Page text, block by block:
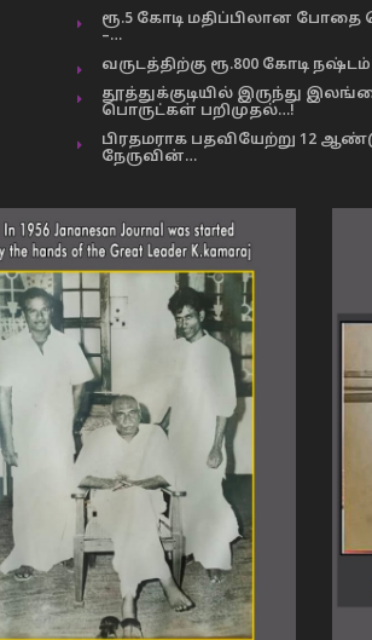
ரூ.5 கோடி மதிப்பிலான போதை
–…
வருடத்திற்கு ரூ.800 கோடி
தூத்துக்குடியில் இருந்து
பொருட்கள் பறிமுதல்…!
பிரதமராக பதவியேற்று 12
நேருவின்…